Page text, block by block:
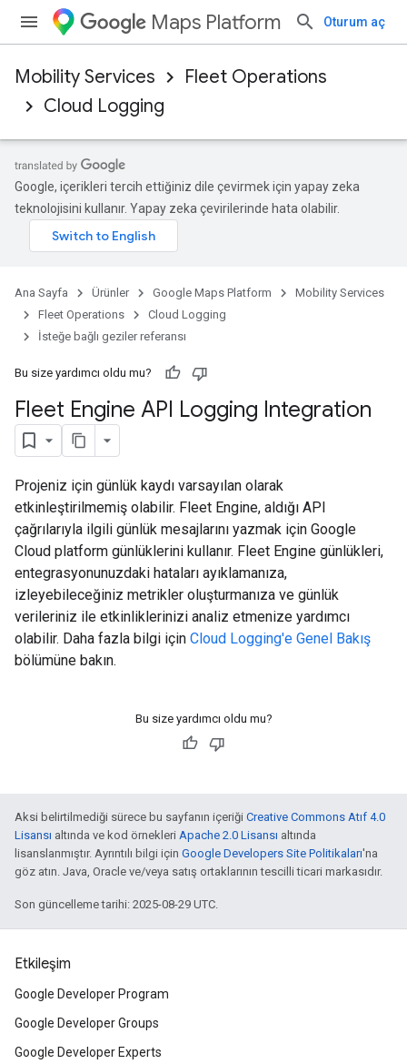
Maps Platform Oturum aç
Mobility Services
Fleet Operations
Cloud Logging
Google, içerikleri tercih ettiğiniz dile çevirmek için yapay zeka
teknolojisini kullanır. Yapay zeka çevirilerinde hata olabilir.
Ana Sayfa Ürünler Google Maps Platform
Mobility Services
Fleet Operations
Cloud Logging
İsteğe bağlı geziler referansı
Bu size yardımcı oldu mu?
Fleet Engine API Logging Integration
Projeniz için günlük kaydı varsayılan olarak
etkinleştirilmemiş olabilir. Fleet Engine, aldığı API
çağrılarıyla ilgili günlük mesajlarını yazmak için Google
Cloud platform günlüklerini kullanır. Fleet Engine günlükleri,
entegrasyonunuzdaki hataları ayıklamanıza,
izleyebileceğiniz metrikler oluşturmanıza ve günlük
verileriniz ile etkinliklerinizi analiz etmenize yardımcı
olabilir. Daha fazla bilgi için Cloud Logging'e Genel Bakış
bölümüne bakın.
Bu size yardımcı oldu mu?
Aksi belirtilmediği sürece bu sayfanın içeriği Creative Commons Atıf 4.0
Lisansı altında ve kod örnekleri Apache 2.0 Lisansı altında
lisanslanmıştır. Ayrıntılı bilgi için Google Developers Site Politikaları'na
göz atın. Java, Oracle ve/veya satış ortaklarının tescilli ticari markasıdır.
Son güncelleme tarihi: 2025-08-29 UTC.
Etkileşim
Google Developer Program
Google Developer Groups
Google Developer Experts